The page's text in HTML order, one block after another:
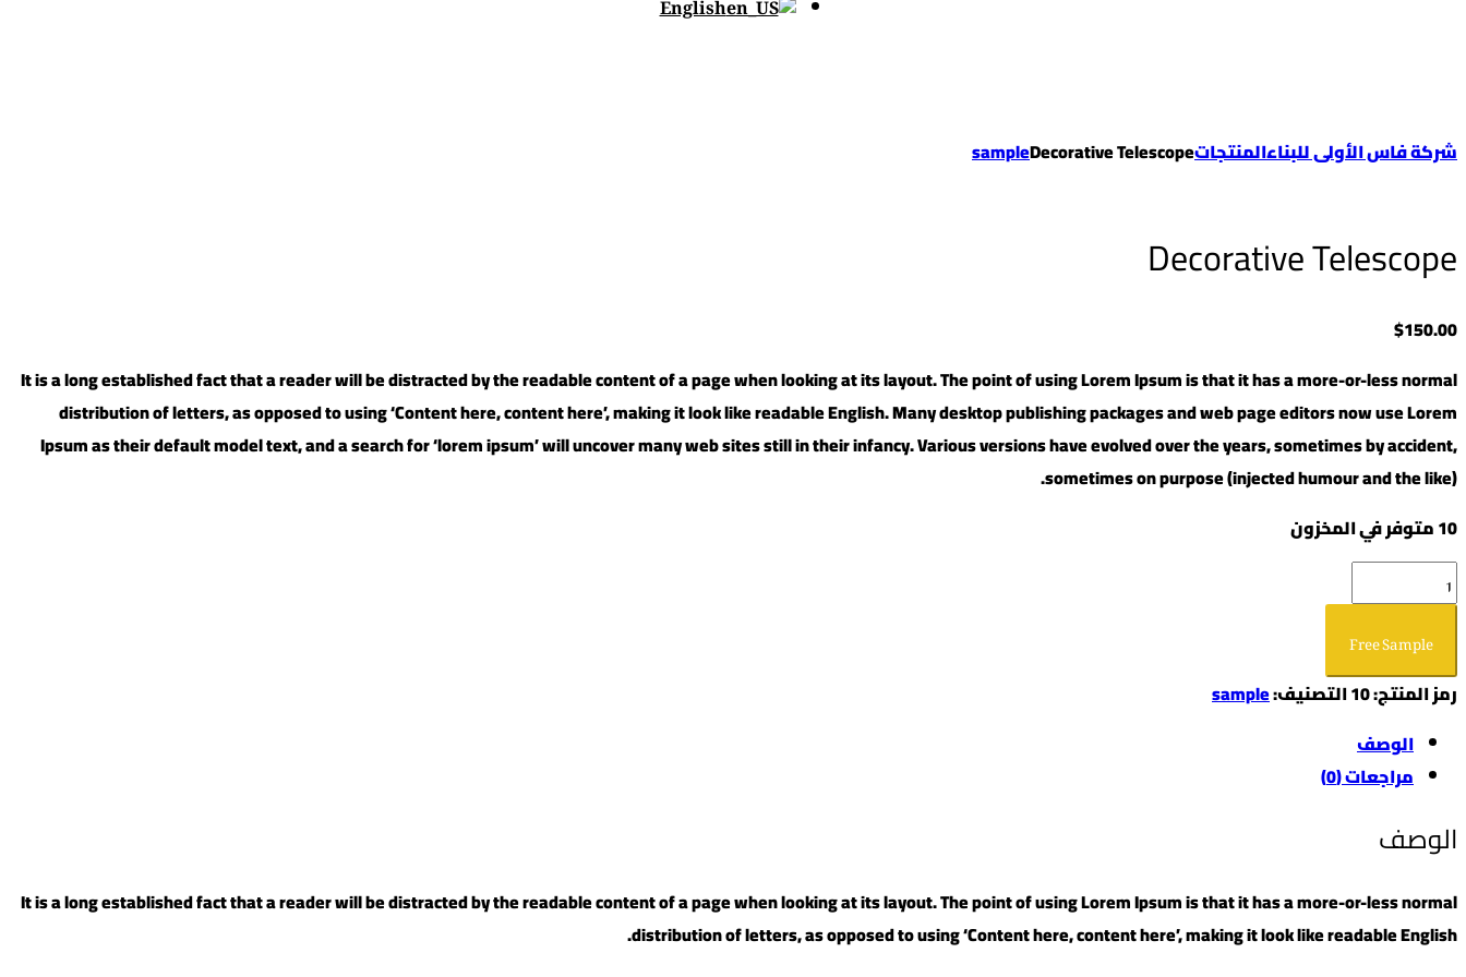
English
شركة فاس الأولى للبناءالمنتجات sampleDecorative Telescope
Decorative Telescope
$150.00
It is a long established fact that a reader will be distracted by the readable content of a page when looking at its layout. The point of using Lorem Ipsum is that it has a more-or-less normal
distribution of letters, as opposed to using ‘Content here, content here’, making it look like readable English. Many desktop publishing packages and web page editors now use Lorem
Ipsum as their default model text, and a search for ‘lorem ipsum’ will uncover many web sites still in their infancy. Various versions have evolved over the years, sometimes by accident,
sometimes on purpose (injected humour and the like).
10 متوفر في المخزون
كمية
Decorative
Telescope
Free Sample
رمز المنتج:10التصنيف:sample
الوصف
مراجعات (0)
الوصف
It is a long established fact that a reader will be distracted by the readable content of a page when looking at its layout. The point of using Lorem Ipsum is that it has a more-or-less normal
distribution of letters, as opposed to using ‘Content here, content here’, making it look like readable English.